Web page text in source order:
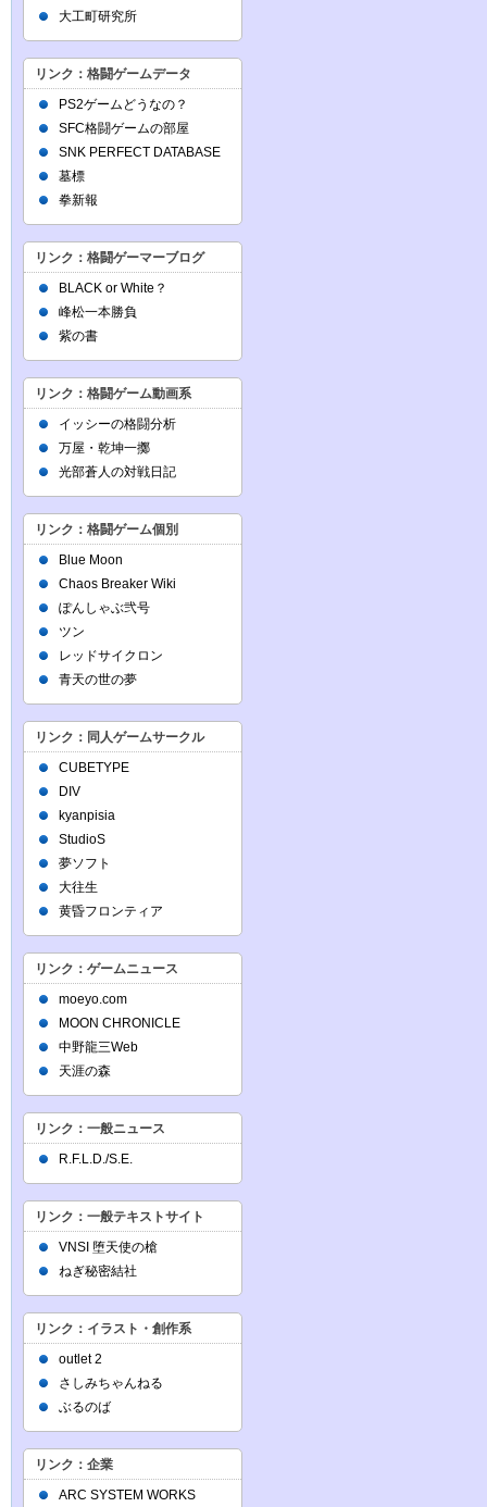
大工町研究所
リンク：格闘ゲームデータ
PS2ゲームどうなの？
SFC格闘ゲームの部屋
SNK PERFECT DATABASE
墓標
拳新報
リンク：格闘ゲーマーブログ
BLACK or White？
峰松一本勝負
紫の書
リンク：格闘ゲーム動画系
イッシーの格闘分析
万屋・乾坤一擲
光部蒼人の対戦日記
リンク：格闘ゲーム個別
Blue Moon
Chaos Breaker Wiki
ぽんしゃぶ弐号
ツン
レッドサイクロン
青天の世の夢
リンク：同人ゲームサークル
CUBETYPE
DIV
kyanpisia
StudioS
夢ソフト
大往生
黄昏フロンティア
リンク：ゲームニュース
moeyo.com
MOON CHRONICLE
中野龍三Web
天涯の森
リンク：一般ニュース
R.F.L.D./S.E.
リンク：一般テキストサイト
VNSI 堕天使の槍
ねぎ秘密結社
リンク：イラスト・創作系
outlet 2
さしみちゃんねる
ぶるのば
リンク：企業
ARC SYSTEM WORKS